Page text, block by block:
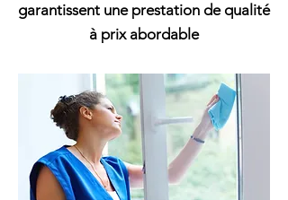
garantissent une prestation de qualité
à prix abordable